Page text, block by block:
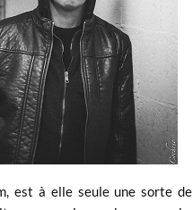
est à elle seule une sorte